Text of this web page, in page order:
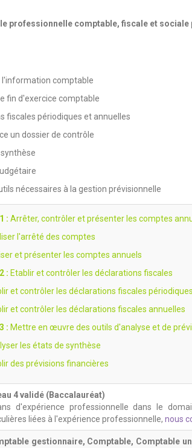
professionnelle comptable, fiscale et sociale
l'information comptable
fin d'exercice comptable
fiscales périodiques et annuelles
un dossier de contrôle
nécessaires à la gestion prévisionnelle
: Arrêter, contrôler et présenter les comptes
l'arrêté des comptes
et présenter les comptes annuels
: Etablir et contrôler les déclarations fiscales
et contrôler les déclarations fiscales périodiques
et contrôler les déclarations fiscales annuelles
: Mettre en œuvre des outils d'analyse et de
les états de synthèse
des prévisions financières
4 validé (Baccalauréat)
d'expérience professionnelle dans le
liées à l'expérience professionnelle, nous
gestionnaire, Comptable, Comptable